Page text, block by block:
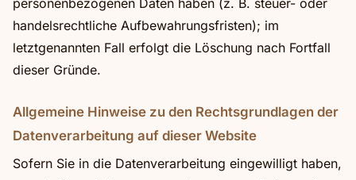
handelsrechtliche Aufbewahrungsfristen); im
letztgenannten Fall erfolgt die Löschung nach Fortfall
dieser Gründe.
Allgemeine Hinweise zu den Rechtsgrundlagen der
Datenverarbeitung auf dieser Website
Sofern Sie in die Datenverarbeitung eingewilligt haben,